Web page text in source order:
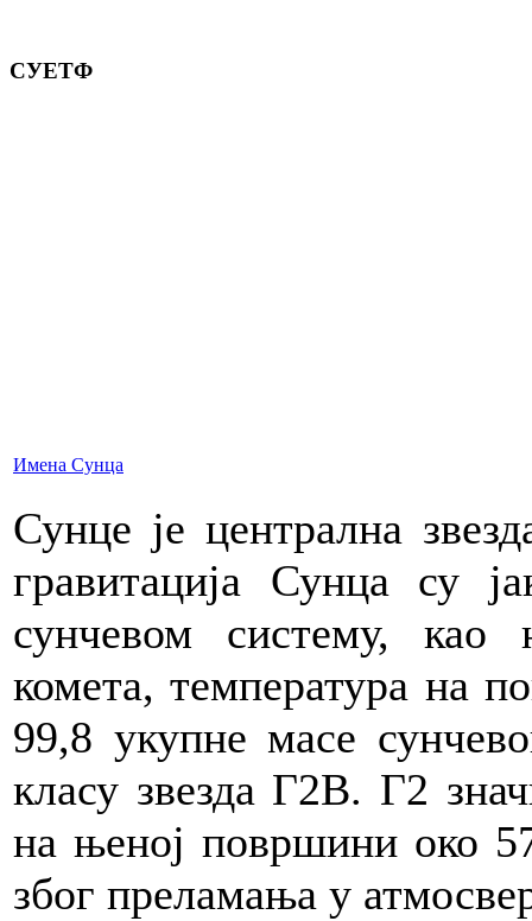
СУЕТФ
Имена Сунца
Сунце је централна
гравитација Сунца су
сунчевом систему,
комета, температура на
99,8 укупне масе
класу звезда Г2В. Г2
на њеној површини око
због преламања у